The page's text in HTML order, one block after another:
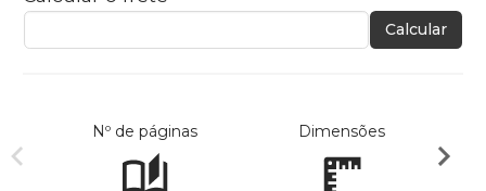
Calcular
Nº de páginas Dimensões